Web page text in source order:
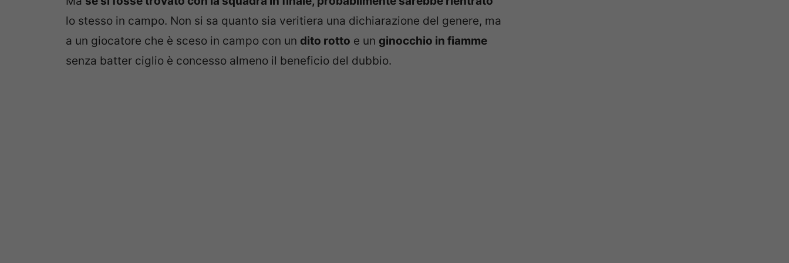
lo stesso in campo. Non si sa quanto sia veritiera una dichiarazione del genere, ma
a un giocatore che è sceso in campo con un dito rotto e un ginocchio in fiamme
senza batter ciglio è concesso almeno il beneficio del dubbio.